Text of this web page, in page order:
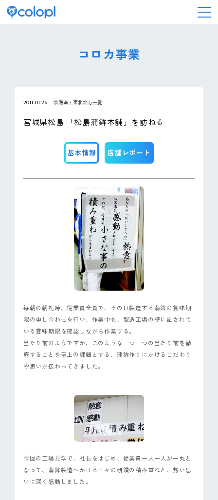
コロカ事業
2011.01.26 北海道・東北地方一覧
宮城県松島 「松島蒲鉾本舗」を訪ねる
基本情報 店舗レポート
毎朝の朝礼時、従業員全員で、その日製造する蒲鉾の賞味期
限の申し合わせを行い、作業中も、製造工場の壁に記されて
いる賞味期限を確認しながら作業する。
当たり前のようですが、このような一つ一つの当たり前を徹
底することを至上の課題とする、蒲鉾作りにかけるこだわり
や思いが伝わってきました。
今回の工場見学で、社長をはじめ、従業員一人一人が一丸と
なって、蒲鉾製造へかける日々の研鑽の積み重ねと、熱い思
いに深く感動しました。